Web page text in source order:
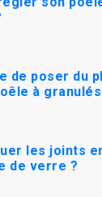
de poser du
à
les joints
de verre ?